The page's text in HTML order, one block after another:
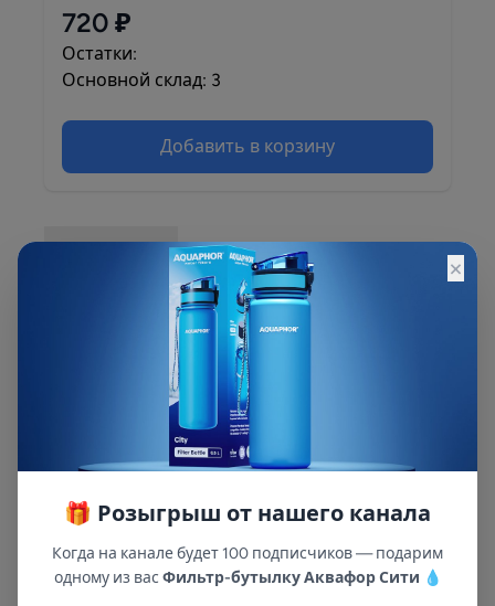
720 ₽
Остатки:
Основной склад: 3
Добавить в корзину
Описание и характеристики смотрите на
×
🎁 Розыгрыш от нашего канала
Когда на канале будет 100 подписчиков — подарим
одному из вас Фильтр-бутылку Аквафор Сити 💧